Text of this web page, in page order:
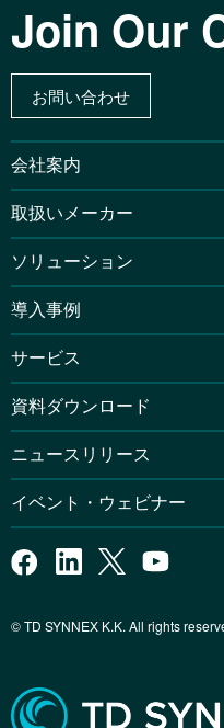
Join Our
お問い合わせ
会社案内
取扱いメーカー
ソリューション
導入事例
サービス
資料ダウンロード
ニュースリリース
イベント・ウェビナー
© TD SYNNEX K.K. All rights